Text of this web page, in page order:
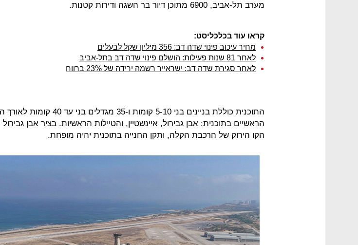
מערב תל-אביב, 6900 מתוכן דיור בר השגה ודירות קטנות.
קראו עוד בכלכליסט:
מחיר עיכוב פינוי שדה דב: 356 מיליון שקל לבעלים
לאחר 81 שנות פעילות: הושלם פינוי שדה דב בתל-אביב
לאחר סגירת שדה דב: ישראייר רשמה ירידה של 23% ברווח
התוכנית כוללת בניינים בני 5-10 קומות ו-35 מגדלים בני
הראשיים בתוכנית: אבן גבירול, איינשטיין, והטיילות הראשיות. בציר אבן גבירול
הקו הירוק של הרכבת הקלה, ותקן החנייה בתוכנית יהיה מופחת.